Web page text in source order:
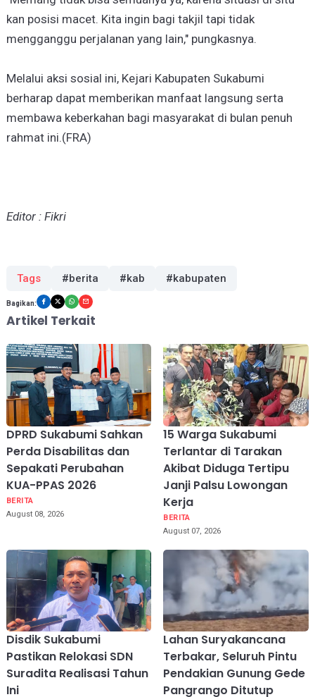
kan posisi macet. Kita ingin bagi takjil tapi tidak
mengganggu perjalanan yang lain," pungkasnya.
Melalui aksi sosial ini, Kejari Kabupaten Sukabumi
berharap dapat memberikan manfaat langsung serta
membawa keberkahan bagi masyarakat di bulan penuh
rahmat ini.(FRA)
Editor : Fikri
Tags #berita #kab #kabupaten
Bagikan:
Artikel Terkait
DPRD Sukabumi Sahkan
Perda Disabilitas dan
Sepakati Perubahan
KUA-PPAS 2026
BERITA
August 08, 2026
15 Warga Sukabumi
Terlantar di Tarakan
Akibat Diduga Tertipu
Janji Palsu Lowongan
Kerja
BERITA
August 07, 2026
Disdik Sukabumi
Pastikan Relokasi SDN
Suradita Realisasi Tahun
Ini
Lahan Suryakancana
Terbakar, Seluruh Pintu
Pendakian Gunung Gede
Pangrango Ditutup